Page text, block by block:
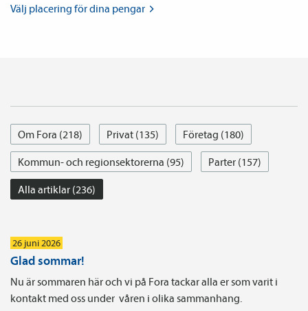
Välj placering för dina pengar
Om Fora (218) Privat (135)
Företag (180)
Kommun- och regionsektorerna (95)
Parter (157)
Alla artiklar (236)
26 juni 2026
Glad sommar!
Nu är sommaren här och vi på Fora tackar alla er som varit i
kontakt med oss under våren i olika sammanhang.